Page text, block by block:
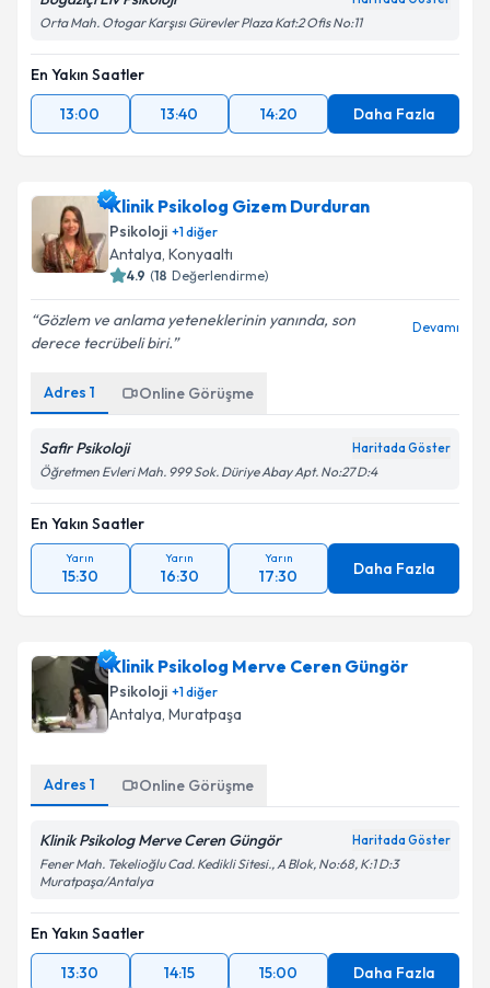
Orta Mah. Otogar Karşısı Gürevler Plaza Kat:2 Ofis No:11
En Yakın Saatler
13:00
13:40 14:20 Daha Fazla
Klinik Psikolog Gizem Durduran
Psikoloji +1diğer
Antalya, Konyaaltı
4.9 (18 Değerlendirme)
Gözlem ve anlama yeteneklerinin yanında, son
derece tecrübeli biri.
Devamı
Adres 1 Online Görüşme
Safir Psikoloji Haritada Göster
Öğretmen Evleri Mah. 999 Sok. Düriye Abay Apt. No:27 D:4
En Yakın Saatler
Yarın
15:30
Yarın
16:30
Yarın
17:30 Daha Fazla
Klinik Psikolog Merve Ceren Güngör
Psikoloji +1diğer
Antalya, Muratpaşa
Adres 1 Online Görüşme
Klinik Psikolog Merve Ceren Güngör Haritada Göster
Fener Mah. Tekelioğlu Cad. Kedikli Sitesi., A Blok, No:68, K:1 D:3
Muratpaşa/Antalya
En Yakın Saatler
13:30
14:15 15:00 Daha Fazla